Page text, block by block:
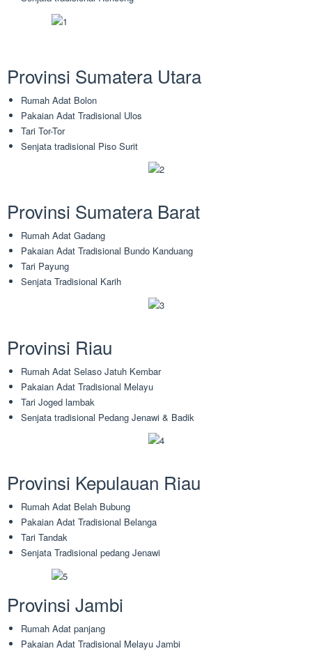
Provinsi Sumatera Utara
Rumah Adat Bolon
Pakaian Adat Tradisional Ulos
Tari Tor-Tor
Senjata tradisional Piso Surit
Provinsi Sumatera Barat
Rumah Adat Gadang
Pakaian Adat Tradisional Bundo Kanduang
Tari Payung
Senjata Tradisional Karih
Provinsi Riau
Rumah Adat Selaso Jatuh Kembar
Pakaian Adat Tradisional Melayu
Tari Joged lambak
Senjata tradisional Pedang Jenawi & Badik
Provinsi Kepulauan Riau
Rumah Adat Belah Bubung
Pakaian Adat Tradisional Belanga
Tari Tandak
Senjata Tradisional pedang Jenawi
Provinsi Jambi
Rumah Adat panjang
Pakaian Adat Tradisional Melayu Jambi